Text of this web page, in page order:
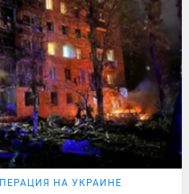
НА УКРАИНЕ